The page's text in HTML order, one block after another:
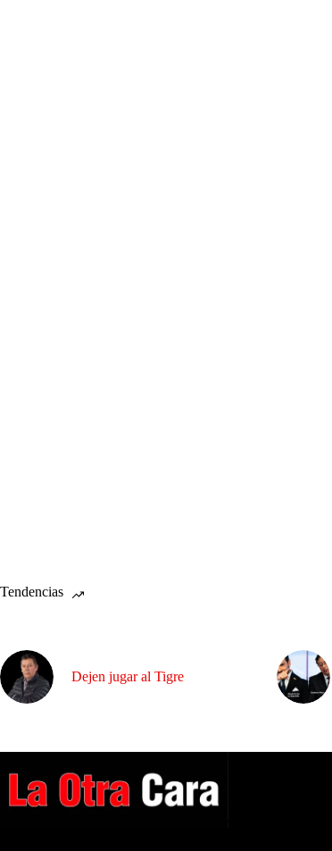
Tendencias
Dejen jugar al Tigre